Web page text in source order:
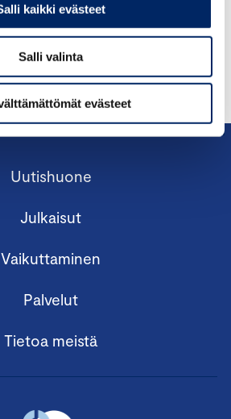
kaikki evästeet
Salli valinta
evästeet
2010
Uutishuone
Julkaisut
Vaikuttaminen
Palvelut
Tietoa meistä